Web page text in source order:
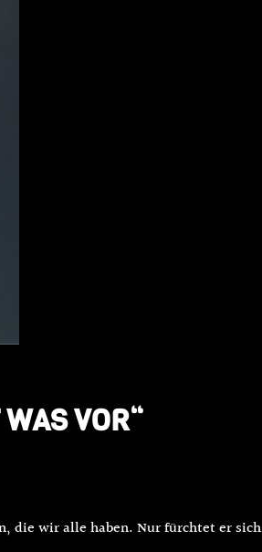
VOR“
die wir alle haben. Nur fürchtet er sich